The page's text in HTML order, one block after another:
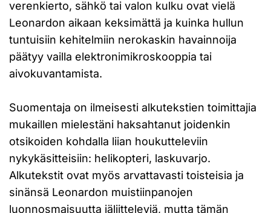
verenkierto, sähkö tai valon kulku ovat vielä
Leonardon aikaan keksimättä ja kuinka hullun
tuntuisiin kehitelmiin nerokaskin havainnoija
päätyy vailla elektronimikroskooppia tai
aivokuvantamista.
Suomentaja on ilmeisesti alkutekstien toimittajia
mukaillen mielestäni haksahtanut joidenkin
otsikoiden kohdalla liian houkutteleviin
nykykäsitteisiin: helikopteri, laskuvarjo.
Alkutekstit ovat myös arvattavasti toisteisia ja
sinänsä Leonardon muistiinpanojen
luonnosmaisuutta jäljitteleviä, mutta tämän